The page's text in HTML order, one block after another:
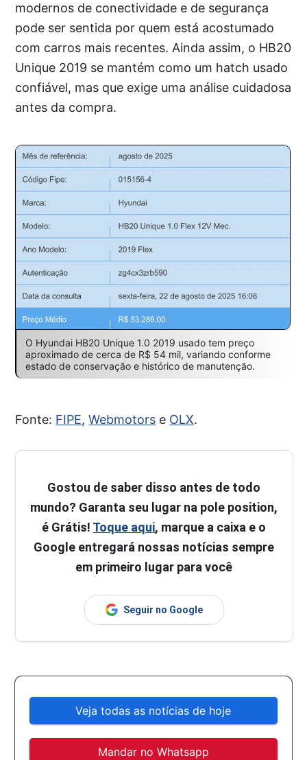
modernos de conectividade e de segurança
pode ser sentida por quem está acostumado
com carros mais recentes. Ainda assim, o HB20
Unique 2019 se mantém como um hatch usado
confiável, mas que exige uma análise cuidadosa
antes da compra.
O Hyundai HB20 Unique 1.0 2019 usado tem preço
aproximado de cerca de R$ 54 mil, variando conforme
estado de conservação e histórico de manutenção.
Fonte: FIPE,Webmotors e OLX.
Gostou de saber disso antes de todo
mundo? Garanta seu lugar na pole position,
é Grátis! Toque aqui, marque a caixa e o
Google entregará nossas notícias sempre
em primeiro lugar para você
Seguir no Google
Veja todas as notícias de hoje
Mandar no Whatsapp